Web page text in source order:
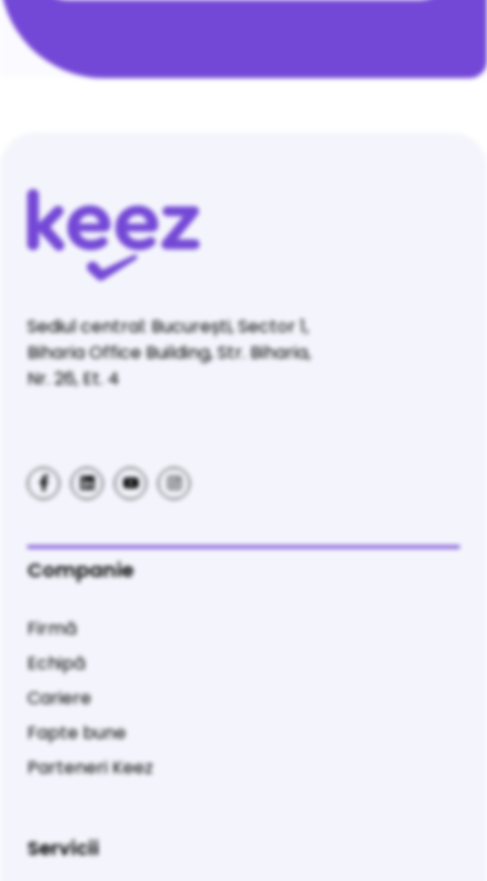
Sediul central: București, Sector 1,
Biharia Office Building, Str. Biharia,
Nr. 26, Et. 4
Companie
Firmă
Echipă
Cariere
Fapte bune
Parteneri Keez
Servicii